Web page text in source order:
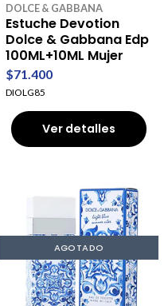
DOLCE & GABBANA
Estuche Devotion
Dolce & Gabbana Edp
100ML+10ML Mujer
$71.400
DIOLG85
Ver detalles
AGOTADO